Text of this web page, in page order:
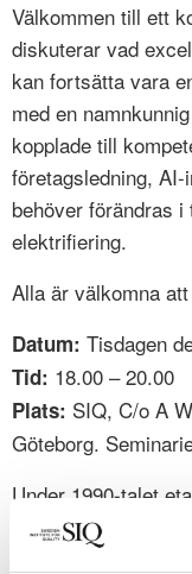
Välkommen till ett
diskuterar vad
kan fortsätta vara
med en
kopplade till
företagsledning,
behöver förändras
elektrifiering.
Alla är välkomna
Datum: Tisdagen
Tid: 18.00 – 20.00
Plats: SIQ, C/o A
Göteborg.
Under 1990-talet
Kvalitetsutveckling
respekterade